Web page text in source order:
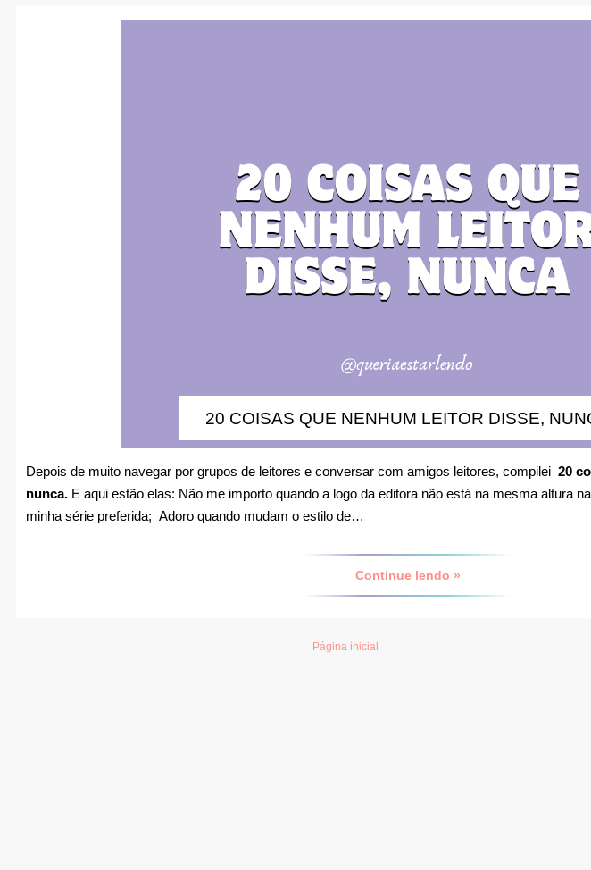
20 COISAS QUE NENHUM LEITOR DISSE,
Depois de muito navegar por grupos de leitores e conversar com amigos leitores, compilei 20
nunca. E aqui estão elas: Não me importo quando a logo da editora não está na mesma altura
minha série preferida; Adoro quando mudam o estilo de…
Continue lendo »
Página inicial